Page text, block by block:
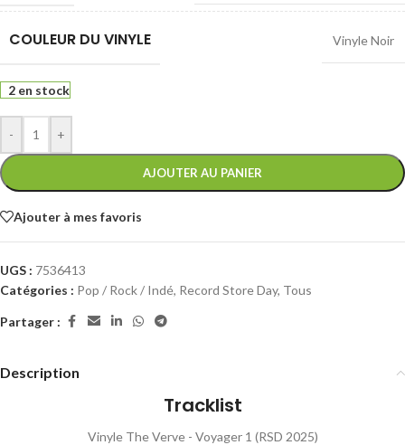
COULEUR DU VINYLE Vinyle Noir
2 en stock
- +
AJOUTER AU PANIER
Ajouter à mes favoris
UGS : 7536413
Catégories : Pop / Rock / Indé, Record Store Day, Tous
Partager :
Description
Tracklist
Vinyle The Verve - Voyager 1 (RSD 2025)